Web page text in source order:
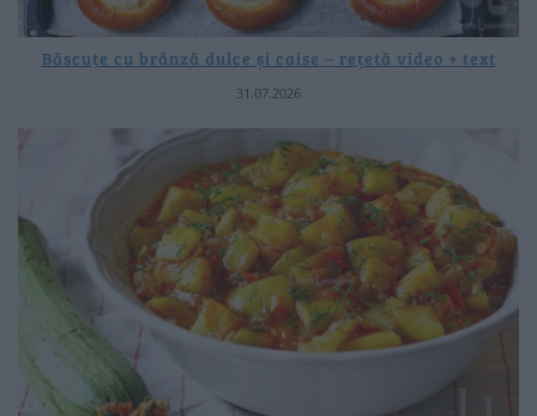
Băscuțe cu brânză dulce și caise – rețetă video + text
31.07.2026